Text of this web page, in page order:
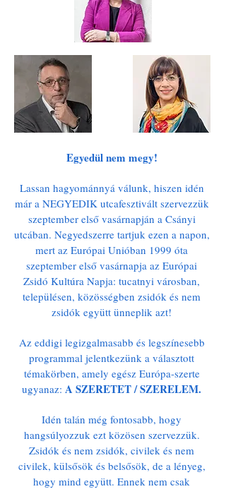
Egyedül nem megy!
Lassan hagyománnyá válunk, hiszen idén
már a NEGYEDIK utcafesztivált szervezzük
szeptember első vasárnapján a Csányi
utcában. Negyedszerre tartjuk ezen a napon,
mert az Európai Unióban 1999 óta
szeptember első vasárnapja az Európai
Zsidó Kultúra Napja: tucatnyi városban,
településen, közösségben zsidók és nem
zsidók együtt ünneplik azt!
Az eddigi legizgalmasabb és legszínesebb
programmal jelentkezünk a választott
témakörben, amely egész Európa-szerte
ugyanaz: A SZERETET / SZERELEM.
Idén talán még fontosabb, hogy
hangsúlyozzuk ezt közösen szervezzük.
Zsidók és nem zsidók, civilek és nem
civilek, külsősök és belsősök, de a lényeg,
hogy mind együtt. Ennek nem csak